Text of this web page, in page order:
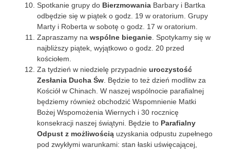
Spotkanie grupy do Bierzmowania Barbary i Bartka
odbędzie się w piątek o godz. 19 w oratorium. Grupy
Marty i Roberta w sobotę o godz. 17 w oratorium.
Zapraszamy na wspólne bieganie . Spotykamy się w
najbliższy piątek, wyjątkowo o godz. 20 przed
kościołem.
Za tydzień w niedzielę przypadnie uroczystość
Zesłania Ducha Św . Będzie to też dzień modlitw za
Kościół w Chinach. W naszej wspólnocie parafialnej
będziemy również obchodzić Wspomnienie Matki
Bożej Wspomożenia Wiernych i 30 rocznicę
konsekracji naszej świątyni. Będzie to Parafialny
Odpust z możliwością uzyskania odpustu zupełnego
pod zwykłymi warunkami: stan łaski uświęcającej,